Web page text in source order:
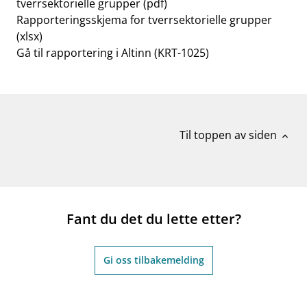
tverrsektorielle grupper (pdf)
Rapporteringsskjema for tverrsektorielle grupper
(xlsx)
Gå til rapportering i Altinn (KRT-1025)
Til toppen av siden expand_less
Fant du det du lette etter?
Gi oss tilbakemelding